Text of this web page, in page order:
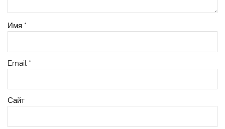
Имя *
Email *
Сайт